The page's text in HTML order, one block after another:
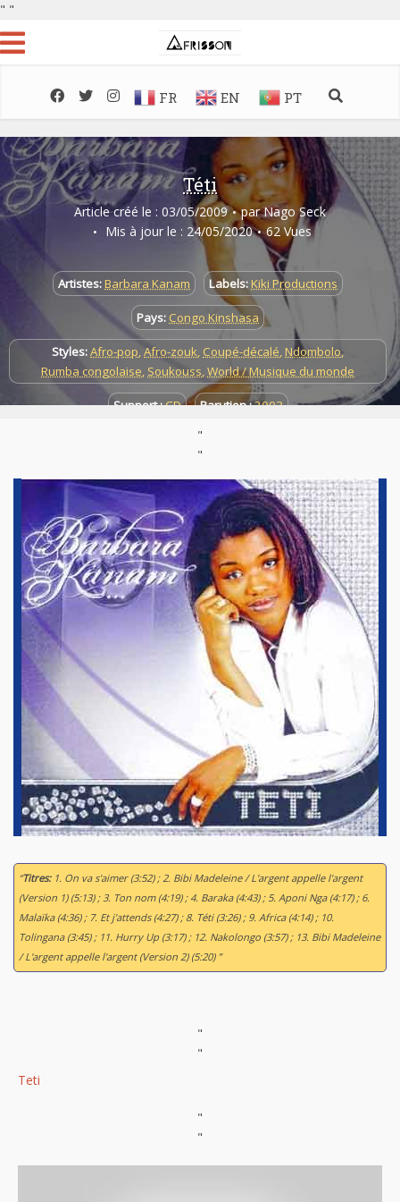
" "
FR EN PT
Téti
Article créé le : 03/05/2009 par Nago Seck
Mis à jour le : 24/05/2020
62 Vues
Artistes:Barbara Kanam Labels: Kiki Productions
Pays: Congo Kinshasa
Styles:Afro-pop,Afro-zouk, Coupé-décalé, Ndombolo,
Rumba congolaise, Soukouss,World / Musique du monde
Support :CD Parution :2003
"
"
“Titres:1. On va s'aimer (3:52) ; 2. Bibi Madeleine / L'argent appelle l'argent
(Version 1) (5:13) ; 3. Ton nom (4:19) ; 4. Baraka (4:43) ; 5. Aponi Nga (4:17) ; 6.
Malaïka (4:36) ; 7. Et j'attends (4:27) ; 8. Téti (3:26) ; 9. Africa (4:14) ; 10.
Tolingana (3:45) ; 11. Hurry Up (3:17) ; 12. Nakolongo (3:57) ; 13. Bibi Madeleine
/ L'argent appelle l'argent (Version 2) (5:20) ”
"
"
Teti
"
"